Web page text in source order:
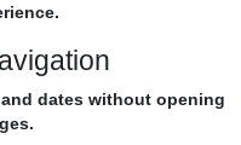
dates without opening